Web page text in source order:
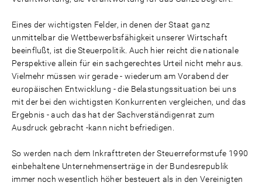
Eines der wichtigsten Felder, in denen der Staat ganz
unmittelbar die Wettbewerbsfähigkeit unserer Wirtschaft
beeinflußt, ist die Steuerpolitik. Auch hier reicht die nationale
Perspektive allein für ein sachgerechtes Urteil nicht mehr aus.
Vielmehr müssen wir gerade - wiederum am Vorabend der
europäischen Entwicklung - die Belastungssituation bei uns
mit der bei den wichtigsten Konkurrenten vergleichen, und das
Ergebnis - auch das hat der Sachverständigenrat zum
Ausdruck gebracht -kann nicht befriedigen.
So werden nach dem Inkrafttreten der Steuerreformstufe 1990
einbehaltene Unternehmenserträge in der Bundesrepublik
immer noch wesentlich höher besteuert als in den Vereinigten